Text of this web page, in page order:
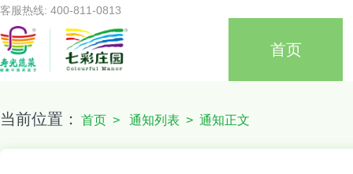
客服热线: 400-811-0813
首页
当前位置： 首页 > 通知列表 > 通知正文